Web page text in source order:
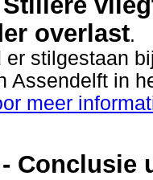
overlast.
er stilgestaan
Assendelft in
meer
Conclusie